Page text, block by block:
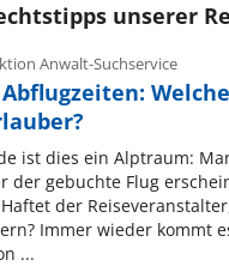
unserer
Anwalt-Suchservice
ist dies ein Alptraum:
der gebuchte Flug
der
Immer wieder kommt
...